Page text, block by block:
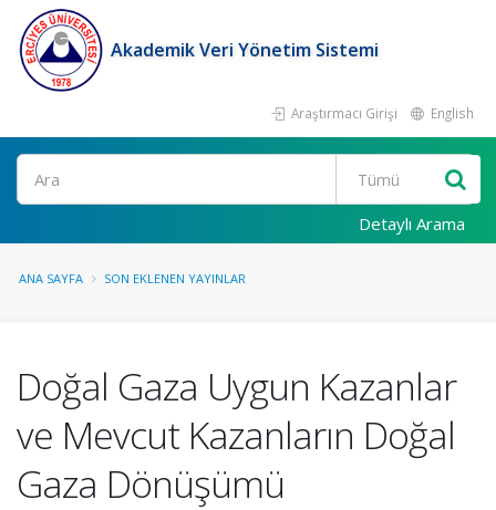
Akademik Veri Yönetim Sistemi
Araştırmacı Girişi English
Ara
Detaylı Arama
ANA SAYFA SON EKLENEN YAYINLAR
Doğal Gaza Uygun Kazanlar
ve Mevcut Kazanların Doğal
Gaza Dönüşümü